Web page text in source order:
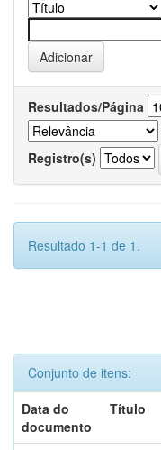
Resultados/Página
Registro(s)
Resultado 1-1 de 1.
Conjunto de itens:
Data do
documento
Título